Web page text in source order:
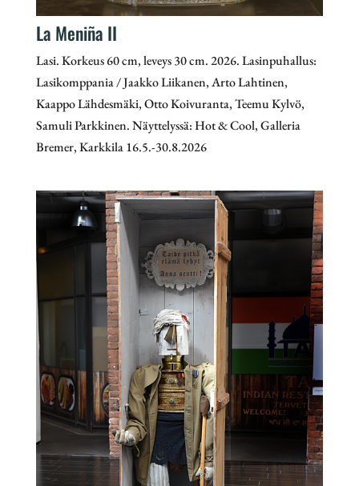
La Meniña II
Lasi. Korkeus 60 cm, leveys 30 cm. 2026. Lasinpuhallus:
Lasikomppania / Jaakko Liikanen, Arto Lahtinen,
Kaappo Lähdesmäki, Otto Koivuranta, Teemu Kylvö,
Samuli Parkkinen. Näyttelyssä: Hot & Cool, Galleria
Bremer, Karkkila 16.5.-30.8.2026